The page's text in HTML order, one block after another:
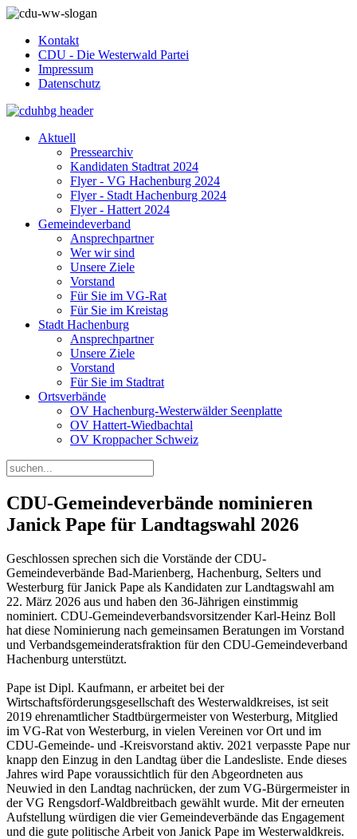
Kontakt
CDU - Die Westerwald Partei
Impressum
Datenschutz
Aktuell
Pressearchiv
Kandidaten Stadtrat 2024
Flyer - VG Hachenburg 2024
Flyer - Stadt Hachenburg 2024
Flyer - Hattert 2024
Gemeindeverband
Ansprechpartner
Wer wir sind
Unsere Ziele
Vorstand
Für Sie im VG-Rat
Für Sie im Kreistag
Stadt Hachenburg
Ansprechpartner
Unsere Ziele
Vorstand
Für Sie im Stadtrat
Ortsverbände
OV Hachenburg-Westerwälder Seenplatte
OV Hattert-Wiedbachtal
OV Kroppacher Schweiz
CDU-Gemeindeverbände nominieren
Janick Pape für Landtagswahl 2026
Geschlossen sprechen sich die Vorstände der CDU-
Gemeindeverbände Bad-Marienberg, Hachenburg, Selters und
Westerburg für Janick Pape als Kandidaten zur Landtagswahl am
22. März 2026 aus und haben den 36-Jährigen einstimmig
nominiert. CDU-Gemeindeverbandsvorsitzender Karl-Heinz Boll
hat diese Nominierung nach gemeinsamen Beratungen im Vorstand
und Verbandsgemeinderatsfraktion für den CDU-Gemeindeverband
Hachenburg unterstützt.
Pape ist Dipl. Kaufmann, er arbeitet bei der
Wirtschaftsförderungsgesellschaft des Westerwaldkreises, ist seit
2019 ehrenamtlicher Stadtbürgermeister von Westerburg, Mitglied
im VG-Rat von Westerburg, in vielen Vereinen vor Ort und im
CDU-Gemeinde- und -Kreisvorstand aktiv. 2021 verpasste Pape nur
knapp den Einzug in den Landtag über die Landesliste. Ende dieses
Jahres wird Pape voraussichtlich für den Abgeordneten aus
Neuwied in den Landtag nachrücken, der zum VG-Bürgermeister in
der VG Rengsdorf-Waldbreitbach gewählt wurde. Mit der erneuten
Aufstellung würdigen die vier Gemeindeverbände das Engagement
und die gute politische Arbeit von Janick Pape im Westerwaldkreis.